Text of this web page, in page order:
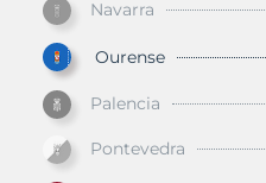
Navarra
Ourense
Palencia
Pontevedra